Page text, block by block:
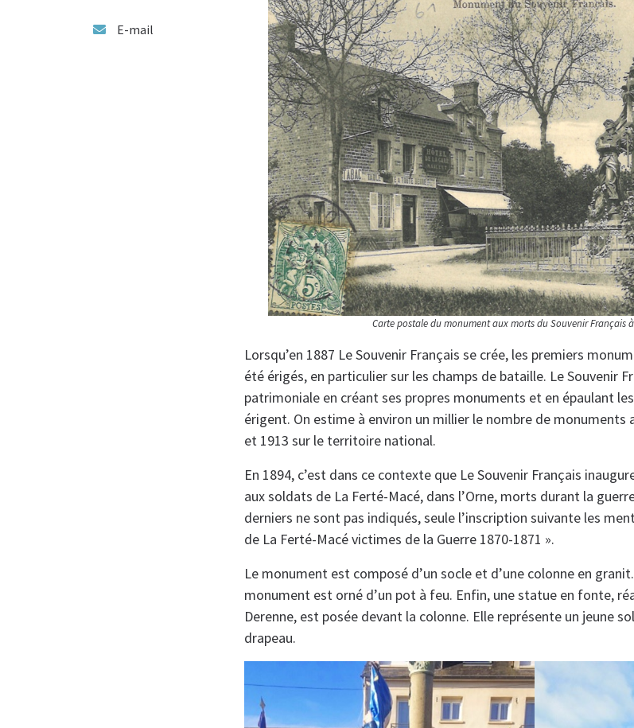
E-mail
Carte postale du monument aux morts du Souvenir Français
Lorsqu’en 1887 Le Souvenir Français se crée, les premiers
été érigés, en particulier sur les champs de bataille. Le Souvenir
patrimoniale en créant ses propres monuments et en épaulant
érigent. On estime à environ un millier le nombre de monuments
et 1913 sur le territoire national.
En 1894, c’est dans ce contexte que Le Souvenir Français
aux soldats de La Ferté-Macé, dans l’Orne, morts durant la
derniers ne sont pas indiqués, seule l’inscription suivante les
de La Ferté-Macé victimes de la Guerre 1870-1871 ».
Le monument est composé d’un socle et d’une colonne en
monument est orné d’un pot à feu. Enfin, une statue en fonte,
Derenne, est posée devant la colonne. Elle représente un jeune
drapeau.